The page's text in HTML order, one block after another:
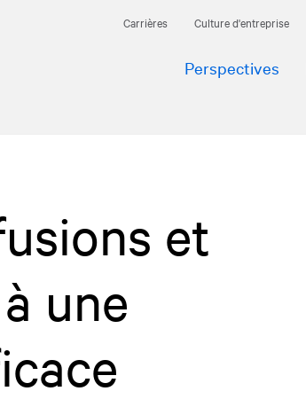
Carrières Culture d'entreprise
Perspectives
et
une